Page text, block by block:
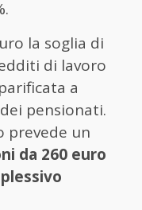
la soglia di
di lavoro
a
pensionati.
prevede un
da 260 euro